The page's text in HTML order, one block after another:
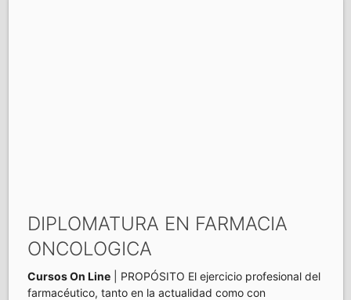
DIPLOMATURA EN FARMACIA
ONCOLOGICA
Cursos On Line| PROPÓSITO El ejercicio profesional del
farmacéutico, tanto en la actualidad como con